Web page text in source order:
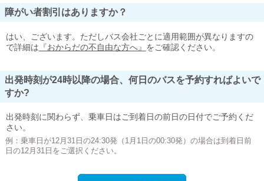
障がい者割引はありますか？
はい、ございます。ただしバス会社ごとに適用範囲が異なりますの
で詳細は 『おからだの不自由な方へ』 をご確認ください。
出発時刻が24時以降の場合、何日のバスを予約すればよいで
すか?
出発時刻に関わらず、乗車日はご到着日の前日の日付でご予約くだ
さい。
例：乗車日が12月31日の24:30発（1月1日の00:30発）の場合は到着日前
日の12月31日をご選択ください。